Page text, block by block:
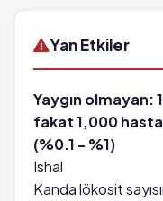
Yan Etkiler
Yaygın olmayan:
fakat 1,000
(%0.1 - %1)
Ishal
Kanda lökosit